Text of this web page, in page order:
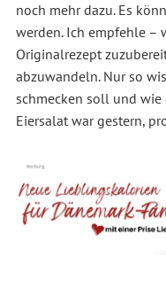
noch mehr dazu. Es
werden. Ich empfehle –
Originalrezept
abzuwandeln. Nur so
schmecken soll und wie
Eiersalat war gestern,